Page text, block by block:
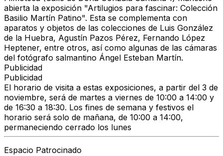
abierta la exposición "Artilugios para fascinar: Colección
Basilio Martín Patino". Esta se complementa con
aparatos y objetos de las colecciones de Luis González
de la Huebra, Agustín Pazos Pérez, Fernando López
Heptener, entre otros, así como algunas de las cámaras
del fotógrafo salmantino Ángel Esteban Martín.
Publicidad
Publicidad
El horario de visita a estas exposiciones, a partir del 3 de
noviembre, será de martes a viernes de 10:00 a 14:00 y
de 16:30 a 18:30. Los fines de semana y festivos el
horario será solo de mañana, de 10:00 a 14:00,
permaneciendo cerrado los lunes
Espacio Patrocinado